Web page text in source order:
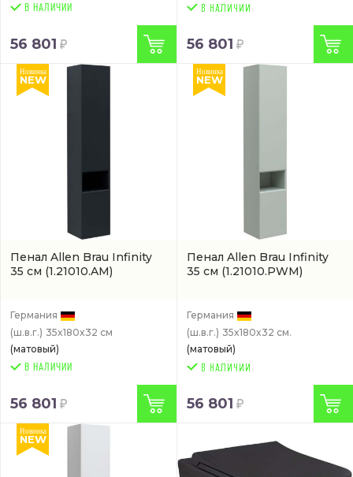
В НАЛИЧИИ
56 801 56 801
Пенал Allen Brau Infinity
35 см (1.21010.AM)
Новинка
NEW
Германия
(ш.в.г.) 35x180x32 см
(матовый)
В НАЛИЧИИ
56 801
Пенал Allen Brau Infinity
35 см (1.21010.PWM)
Новинка
NEW
Германия
(ш.в.г.) 35x180x32 см.
(матовый)
56 801
Новинка
NEW